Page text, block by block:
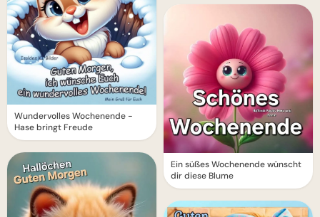
Wundervolles Wochenende -
Hase bringt Freude
Ein süßes Wochenende wünscht
dir diese Blume